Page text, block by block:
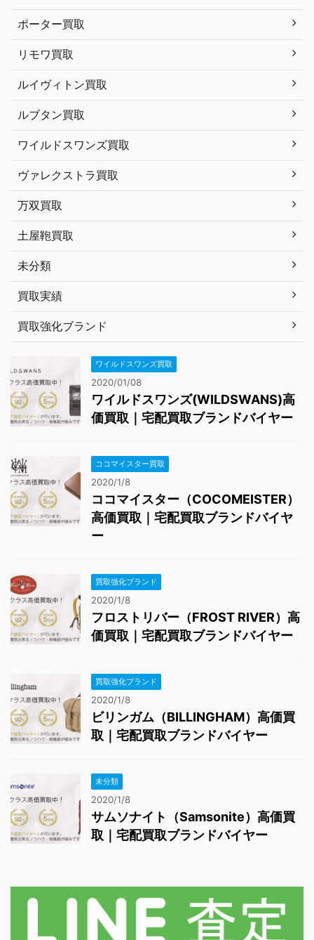
ポーター買取
リモワ買取
ルイヴィトン買取
ルブタン買取
ワイルドスワンズ買取
ヴァレクストラ買取
万双買取
土屋鞄買取
未分類
買取実績
買取強化ブランド
ワイルドスワンズ買取
2020/01/08
ワイルドスワンズ(WILDSWANS)高
価買取｜宅配買取ブランドバイヤー
ココマイスター買取
2020/1/8
ココマイスター（COCOMEISTER）
高価買取｜宅配買取ブランドバイヤ
ー
買取強化ブランド
2020/1/8
フロストリバー（FROST RIVER）高
価買取｜宅配買取ブランドバイヤー
買取強化ブランド
2020/1/8
ビリンガム（BILLINGHAM）高価買
取｜宅配買取ブランドバイヤー
未分類
2020/1/8
サムソナイト（Samsonite）高価買
取｜宅配買取ブランドバイヤー